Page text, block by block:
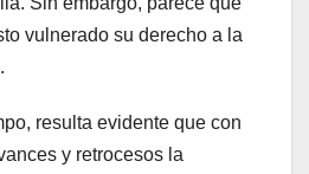
vulnerado su derecho a la
resulta evidente que con
y retrocesos la